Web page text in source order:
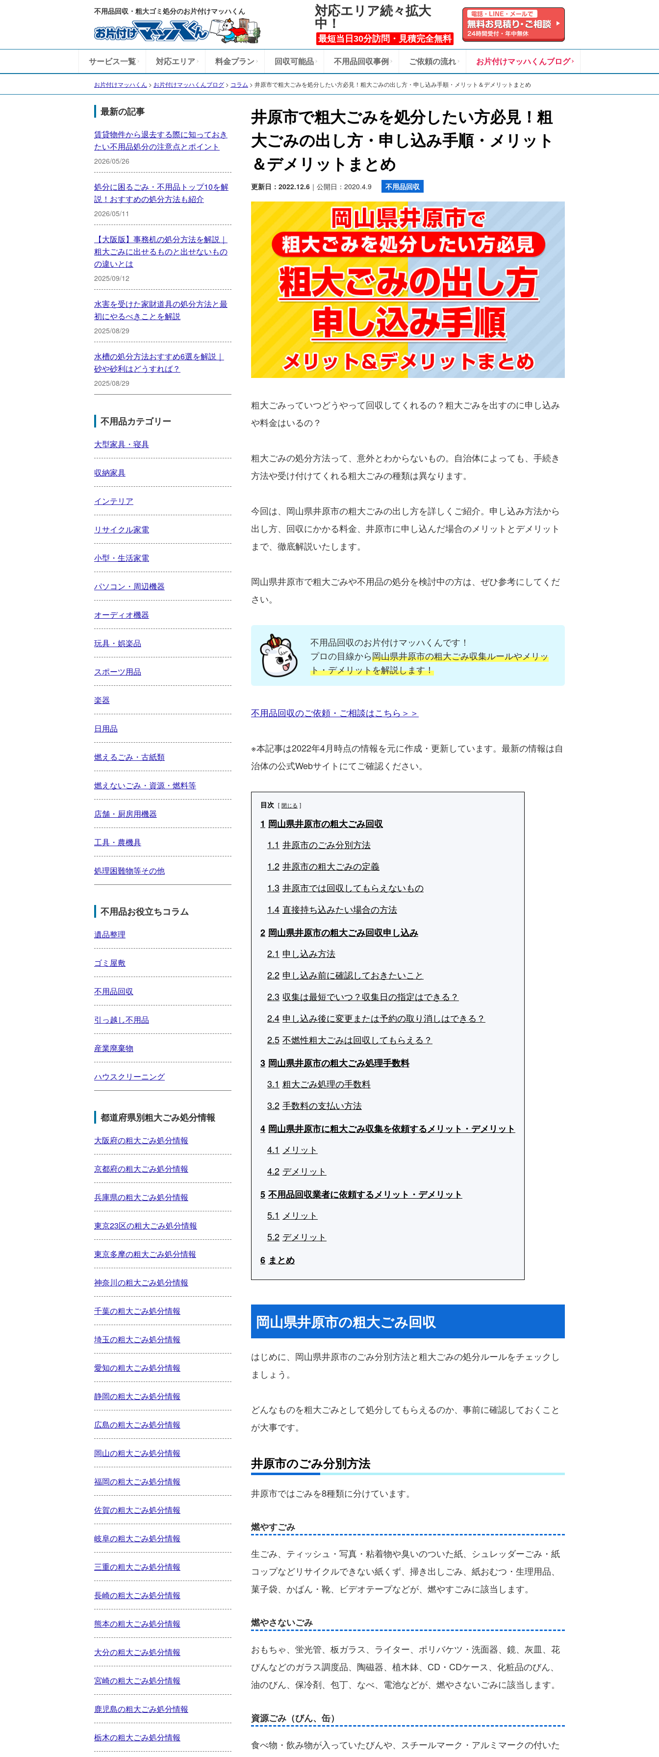
不用品回収・粗大ゴミ処分のお片付けマッハくん 対応エリア続々拡大
中！
最短当日30分訪問・見積完全無料
サービス一覧 対応エリア 料金プラン 回収可能品 不用品回収事例 ご依頼の流れ お片付けマッハくんブログ
お片付けマッハくん > お片付けマッハくんブログ > コラム > 井原市で粗大ごみを処分したい方必見！粗大ごみの出し方・申し込み手順・メリット＆デメリットまとめ
井原市で粗大ごみを処分したい方必見！粗
大ごみの出し方・申し込み手順・メリット
＆デメリットまとめ
更新日：2022.12.6 ｜公開日：2020.4.9 不用品回収
粗大ごみっていつどうやって回収してくれるの？粗大ごみを出すのに申し込み
や料金はいるの？
粗大ごみの処分方法って、意外とわからないもの。自治体によっても、手続き
方法や受け付けてくれる粗大ごみの種類は異なります。
今回は、岡山県井原市の粗大ごみの出し方を詳しくご紹介。申し込み方法から
出し方、回収にかかる料金、井原市に申し込んだ場合のメリットとデメリット
まで、徹底解説いたします。
岡山県井原市で粗大ごみや不用品の処分を検討中の方は、ぜひ参考にしてくだ
さい。
不用品回収のお片付けマッハくんです！
プロの目線から岡山県井原市の粗大ごみ収集ルールやメリッ
ト・デメリットを解説します！
不用品回収のご依頼・ご相談はこちら＞＞
※本記事は2022年4月時点の情報を元に作成・更新しています。最新の情報は自
治体の公式Webサイトにてご確認ください。
目次 閉じる
1 岡山県井原市の粗大ごみ回収
1.1 井原市のごみ分別方法
1.2 井原市の粗大ごみの定義
1.3 井原市では回収してもらえないもの
1.4 直接持ち込みたい場合の方法
2 岡山県井原市の粗大ごみ回収申し込み
2.1 申し込み方法
2.2 申し込み前に確認しておきたいこと
2.3 収集は最短でいつ？収集日の指定はできる？
2.4 申し込み後に変更または予約の取り消しはできる？
2.5 不燃性粗大ごみは回収してもらえる？
3 岡山県井原市の粗大ごみ処理手数料
3.1 粗大ごみ処理の手数料
3.2 手数料の支払い方法
4 岡山県井原市に粗大ごみ収集を依頼するメリット・デメリット
4.1 メリット
4.2 デメリット
5 不用品回収業者に依頼するメリット・デメリット
5.1 メリット
5.2 デメリット
6 まとめ
岡山県井原市の粗大ごみ回収
はじめに、岡山県井原市のごみ分別方法と粗大ごみの処分ルールをチェックし
ましょう。
どんなものを粗大ごみとして処分してもらえるのか、事前に確認しておくこと
が大事です。
井原市のごみ分別方法
井原市ではごみを8種類に分けています。
燃やすごみ
生ごみ、ティッシュ・写真・粘着物や臭いのついた紙、シュレッダーごみ・紙
コップなどリサイクルできない紙くず、掃き出しごみ、紙おむつ・生理用品、
菓子袋、かばん・靴、ビデオテープなどが、燃やすごみに該当します。
燃やさないごみ
おもちゃ、蛍光管、板ガラス、ライター、ポリバケツ・洗面器、鏡、灰皿、花
びんなどのガラス調度品、陶磁器、植木鉢、CD・CDケース、化粧品のびん、
油のびん、保冷剤、包丁、なべ、電池などが、燃やさないごみに該当します。
資源ごみ（びん、缶）
食べ物・飲み物が入っていたびんや、スチールマーク・アルミマークの付いた
最新の記事
賃貸物件から退去する際に知っておき
たい不用品処分の注意点とポイント
2026/05/26
処分に困るごみ・不用品トップ10を解
説！おすすめの処分方法も紹介
2026/05/11
【大阪版】事務机の処分方法を解説｜
粗大ごみに出せるものと出せないもの
の違いとは
2025/09/12
水害を受けた家財道具の処分方法と最
初にやるべきことを解説
2025/08/29
水槽の処分方法おすすめ6選を解説｜
砂や砂利はどうすれば？
2025/08/29
不用品カテゴリー
大型家具・寝具
収納家具
インテリア
リサイクル家電
小型・生活家電
パソコン・周辺機器
オーディオ機器
玩具・娯楽品
スポーツ用品
楽器
日用品
燃えるごみ・古紙類
燃えないごみ・資源・燃料等
店舗・厨房用機器
工具・農機具
処理困難物等その他
不用品お役立ちコラム
遺品整理
ゴミ屋敷
不用品回収
引っ越し不用品
産業廃棄物
ハウスクリーニング
都道府県別粗大ごみ処分情報
大阪府の粗大ごみ処分情報
京都府の粗大ごみ処分情報
兵庫県の粗大ごみ処分情報
東京23区の粗大ごみ処分情報
東京多摩の粗大ごみ処分情報
神奈川の粗大ごみ処分情報
千葉の粗大ごみ処分情報
埼玉の粗大ごみ処分情報
愛知の粗大ごみ処分情報
静岡の粗大ごみ処分情報
広島の粗大ごみ処分情報
岡山の粗大ごみ処分情報
福岡の粗大ごみ処分情報
佐賀の粗大ごみ処分情報
岐阜の粗大ごみ処分情報
三重の粗大ごみ処分情報
長崎の粗大ごみ処分情報
熊本の粗大ごみ処分情報
大分の粗大ごみ処分情報
宮崎の粗大ごみ処分情報
鹿児島の粗大ごみ処分情報
栃木の粗大ごみ処分情報